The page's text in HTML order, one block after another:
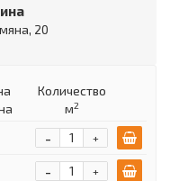
20
Количество
м2
+
-
+
-